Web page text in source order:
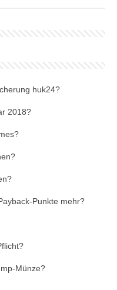
huk24?
2018?
Punkte mehr?
Münze?